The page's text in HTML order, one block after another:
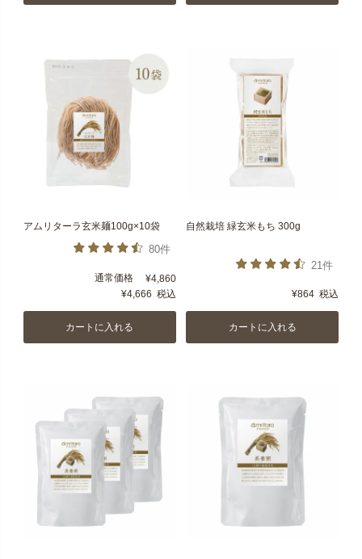
アムリターラ玄米麺100g×10袋
80件
通常価格 ¥4,860
¥4,666 税込
カートに入れる
自然栽培 緑玄米もち 300g
21件
¥864 税込
カートに入れる